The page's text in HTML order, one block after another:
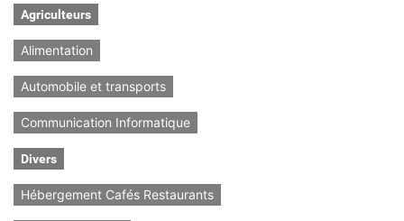
Agriculteurs
Alimentation
Automobile et transports
Communication Informatique
Divers
Hébergement Cafés Restaurants